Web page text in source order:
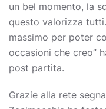
un bel momento, la
questo valorizza
massimo per poter
occasioni che creo”
post partita.
Grazie alla rete